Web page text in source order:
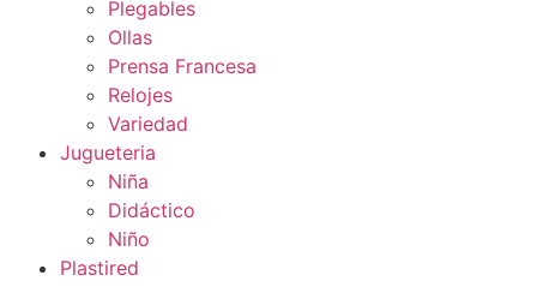
Plegables
Ollas
Prensa Francesa
Relojes
Variedad
Jugueteria
Niña
Didáctico
Niño
Plastired